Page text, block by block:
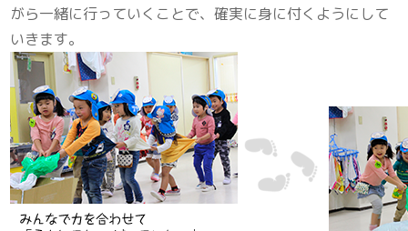
がら一緒に行っていくことで、確実に身に付くようにして
いきます。